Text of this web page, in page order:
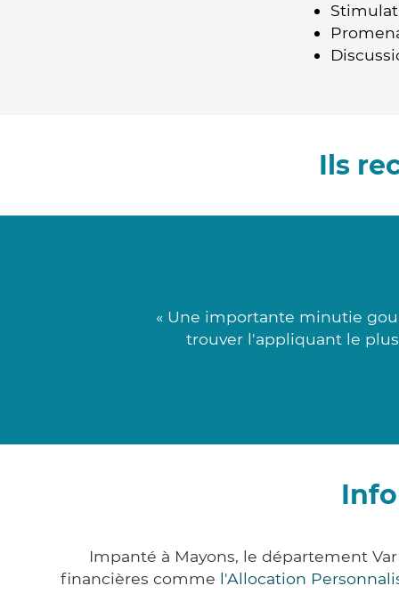
Ils
« Une importante minutie
trouver l'appliquant le
Impanté à Mayons, le département
financières comme l'Allocation